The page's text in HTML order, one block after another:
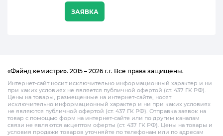
ЗАЯВКА
«Файнд кемистри». 2015 – 2026 г.г. Все права защищены.
Интернет-сайт носит исключительно информационный характер и ни
при каких условиях не является публичной офертой (ст. 437 ГК РФ).
Цены на товары, размещенные на интернет-сайте, носят
исключительно информационный характер и ни при каких условиях
не являются публичной офертой (ст. 437 ГК РФ). Отправка заявок на
товар с помощью форм на интернет-сайте или по другим каналам
связи не являются акцептом оферты (ст. 437 ГК РФ). Цены на товары и
условия продажи товаров уточняйте по телефонам или по адресам